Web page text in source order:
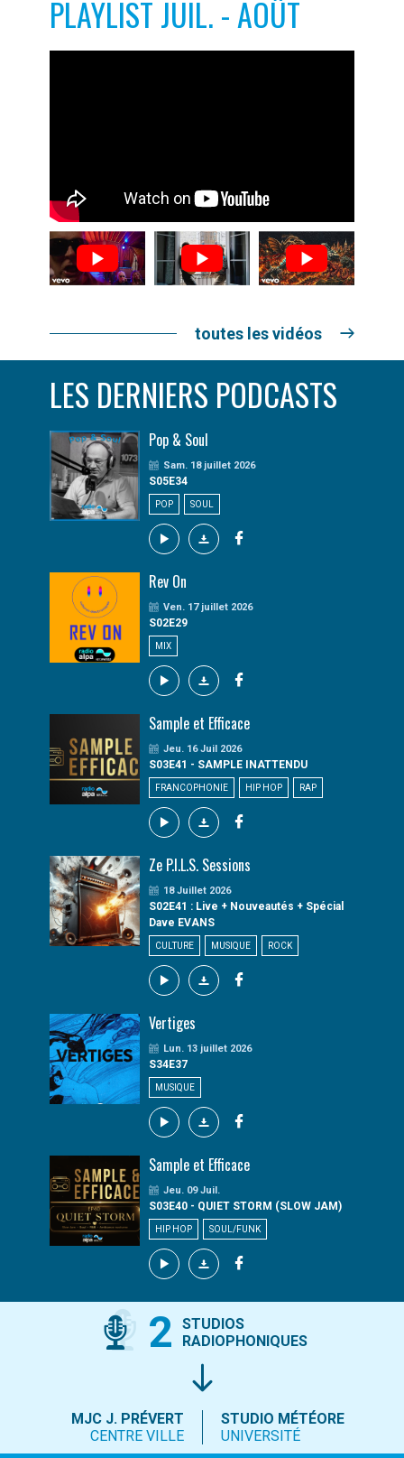
PLAYLIST JUIL. - AOÛT
toutes les vidéos
LES DERNIERS PODCASTS
Pop & Soul
Sam. 18 juillet 2026
S05E34
POP SOUL
Rev On
Ven. 17 juillet 2026
S02E29
MIX
Sample et Efficace
Jeu. 16 Juil 2026
S03E41 - SAMPLE INATTENDU
FRANCOPHONIE HIP HOP RAP
Ze P.I.L.S. Sessions
18 Juillet 2026
S02E41 : Live + Nouveautés + Spécial
Dave EVANS
CULTURE MUSIQUE ROCK
Vertiges
Lun. 13 juillet 2026
S34E37
MUSIQUE
Sample et Efficace
Jeu. 09 Juil.
S03E40 - QUIET STORM (SLOW JAM)
HIP HOP SOUL/FUNK
2
STUDIOS
RADIOPHONIQUES
MJC J. PRÉVERT
CENTRE VILLE
STUDIO MÉTÉORE
UNIVERSITÉ